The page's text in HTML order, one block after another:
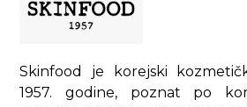
Skinfood je korejski
1957. godine, poznat po